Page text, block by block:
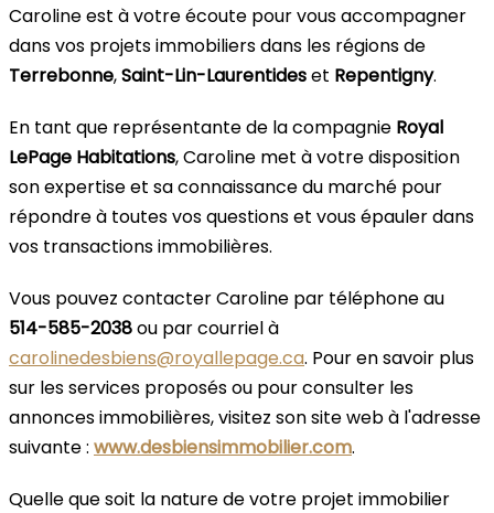
Caroline est à votre écoute pour vous accompagner
dans vos projets immobiliers dans les régions de
Terrebonne,Saint-Lin-Laurentideset Repentigny.
En tant que représentante de la compagnie Royal
LePage Habitations, Caroline met à votre disposition
son expertise et sa connaissance du marché pour
répondre à toutes vos questions et vous épauler dans
vos transactions immobilières.
Vous pouvez contacter Caroline par téléphone au
514-585-2038ou par courriel à
carolinedesbiens@royallepage.ca. Pour en savoir plus
sur les services proposés ou pour consulter les
annonces immobilières, visitez son site web à l'adresse
suivante : www.desbiensimmobilier.com.
Quelle que soit la nature de votre projet immobilier